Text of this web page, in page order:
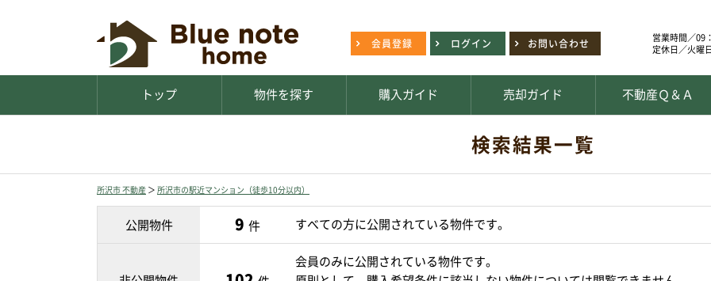
会員登録 ログイン お問い合わせ
営業時間／09
定休日／火曜
トップ 物件を探す 購入ガイド 売却ガイド 不動産Ｑ＆Ａ
検索結果一覧
所沢市 不動産 ＞ 所沢市の駅近マンション（徒歩10分以内）
公開物件 9 件 すべての方に公開されている物件です。
会員のみに公開されている物件です。